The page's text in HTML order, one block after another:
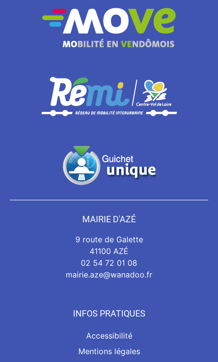
MAIRIE D'AZÉ
9 route de Galette
41100 AZÉ
02 54 72 01 08
mairie.aze@wanadoo.fr
INFOS PRATIQUES
Accessibilité
Mentions légales